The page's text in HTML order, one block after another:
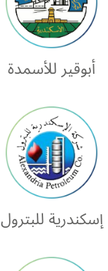
أبوقير للأسمدة
إسكندرية للبترول